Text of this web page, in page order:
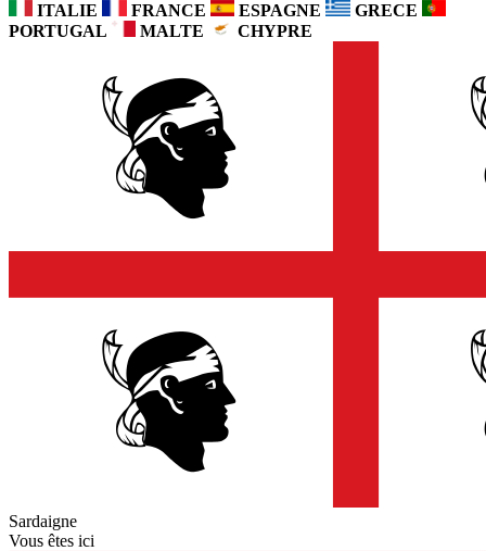
ITALIE FRANCE ESPAGNE
GRECE
PORTUGAL
MALTE CHYPRE
Sardaigne
Vous êtes ici